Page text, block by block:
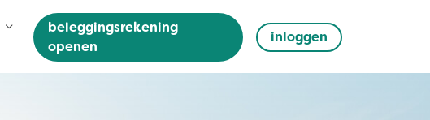
beleggingsrekening
openen
inloggen